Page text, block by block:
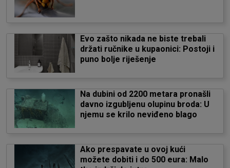
Evo zašto nikada ne biste trebali
držati ručnike u kupaonici: Postoji i
puno bolje riješenje
Na dubini od 2200 metara pronašli
davno izgubljenu olupinu broda: U
njemu se krilo neviđeno blago
Ako prespavate u ovoj kući
možete dobiti i do 500 eura: Malo